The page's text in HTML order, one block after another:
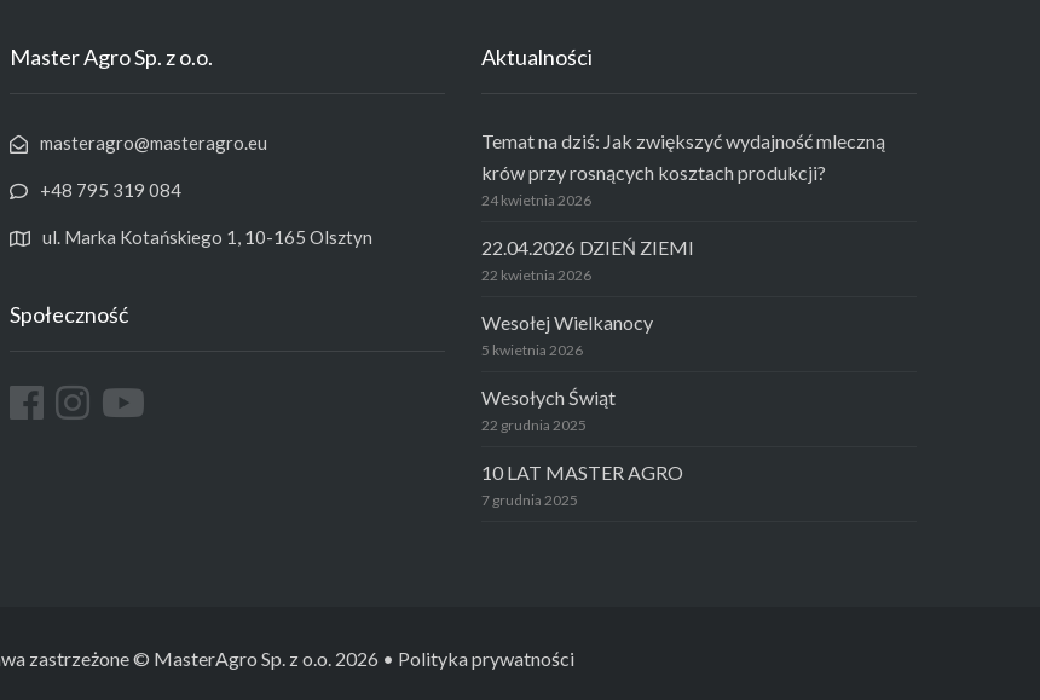
Master Agro Sp. z o.o.
masteragro@masteragro.eu
+48 795 319 084
ul. Marka Kotańskiego 1, 10-165 Olsztyn
Społeczność
Aktualności
Temat na dziś: Jak zwiększyć wydajność mleczną
krów przy rosnących kosztach produkcji?
24 kwietnia 2026
22.04.2026 DZIEŃ ZIEMI
22 kwietnia 2026
Wesołej Wielkanocy
5 kwietnia 2026
Wesołych Świąt
22 grudnia 2025
10 LAT MASTER AGRO
7 grudnia 2025
zastrzeżone © MasterAgro Sp. z o.o. 2026 • Polityka prywatności